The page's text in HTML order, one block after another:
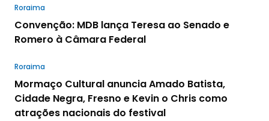
Roraima
Convenção: MDB lança Teresa ao Senado e
Romero à Câmara Federal
Roraima
Mormaço Cultural anuncia Amado Batista,
Cidade Negra, Fresno e Kevin o Chris como
atrações nacionais do festival